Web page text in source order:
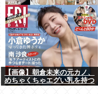
【画像】朝倉未来の元カノ、
めちゃくちゃエグい乳を持つ